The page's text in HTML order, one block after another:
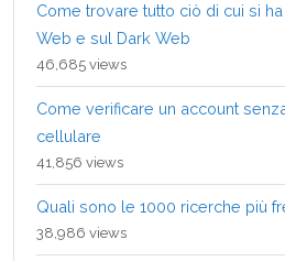
Come trovare tutto ciò di cui si
Web e sul Dark Web
46,685 views
Come verificare un account
cellulare
41,856 views
Quali sono le 1000 ricerche più
38,986 views